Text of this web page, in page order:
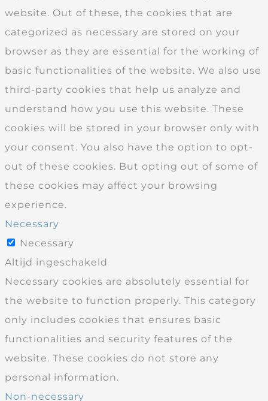
website. Out of these, the cookies that are
categorized as necessary are stored on your
browser as they are essential for the working of
basic functionalities of the website. We also use
third-party cookies that help us analyze and
understand how you use this website. These
cookies will be stored in your browser only with
your consent. You also have the option to opt-
out of these cookies. But opting out of some of
these cookies may affect your browsing
experience.
Necessary
Necessary
Altijd ingeschakeld
Necessary cookies are absolutely essential for
the website to function properly. This category
only includes cookies that ensures basic
functionalities and security features of the
website. These cookies do not store any
personal information.
Non-necessary